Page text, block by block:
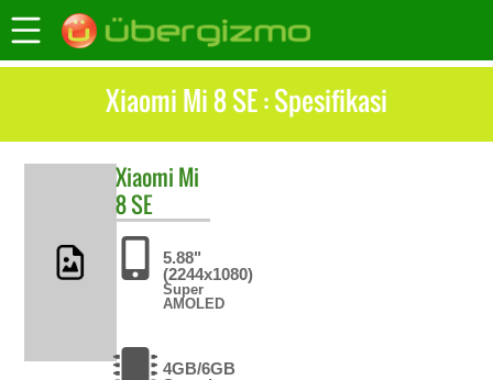
Xiaomi Mi 8 SE : Spesifikasi
Xiaomi Mi
8 SE
5.88"
(2244x1080)
Super
AMOLED
4GB/6GB